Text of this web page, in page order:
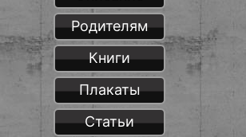
Родителям
Книги
Плакаты
Статьи